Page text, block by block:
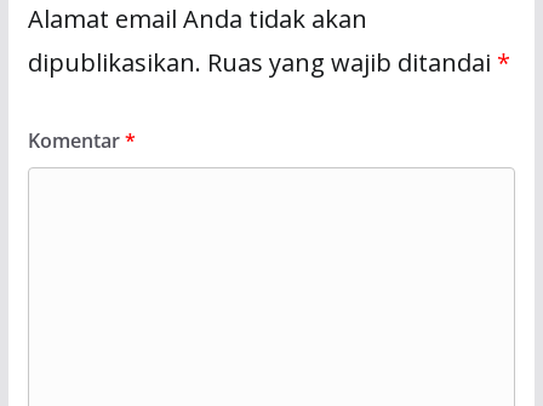
Alamat email Anda tidak akan
dipublikasikan. Ruas yang wajib ditandai *
Komentar*